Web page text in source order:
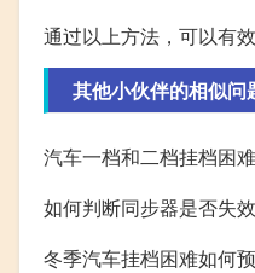
通过以上方法，可以有
其他小伙伴的相似问
汽车一档和二档挂档困
如何判断同步器是否失效
冬季汽车挂档困难如何